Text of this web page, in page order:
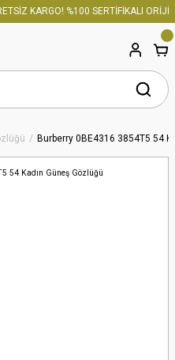
KARGO! %100 SERTİFİKALI
Burberry 0BE4316 3854T5 54